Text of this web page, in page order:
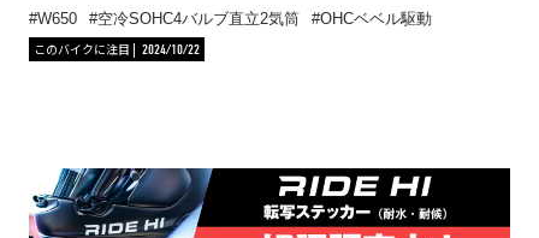
W650 空冷SOHC4バルブ直立2気筒
OHCベベル駆動
このバイクに注目
2024/10/22